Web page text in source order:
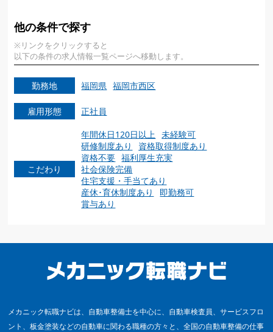
他の条件で探す
※リンクをクリックすると
以下の条件の求人情報一覧ページへ移動します。
勤務地 福岡県 福岡市西区
雇用形態 正社員
こだわり
年間休日120日以上
未経験可
研修制度あり
資格取得制度あり
資格不要 福利厚生充実
社会保険完備
住宅支援・手当てあり
産休･育休制度あり
即勤務可
賞与あり
メカニック転職ナビは、自動車整備士を中心に、自動車検査員、サービスフロ
ント、板金塗装などの自動車に関わる職種の方々と、全国の自動車整備の仕事